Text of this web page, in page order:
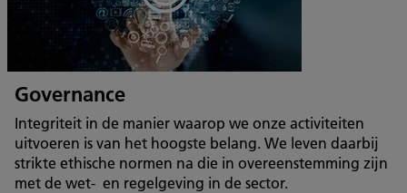
Governance
Integriteit in de manier waarop we onze activiteiten
uitvoeren is van het hoogste belang. We leven daarbij
strikte ethische normen na die in overeenstemming zijn
met de wet- en regelgeving in de sector.